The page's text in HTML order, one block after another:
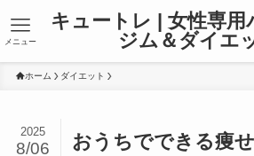
キュートレ | 女性専用
ジム＆ダイエ
メニュー
ホーム ダイエット
おうちでできる痩せ
2025
8/06